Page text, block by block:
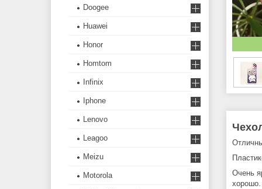
Очень
Doogee
Huawei
Honor
Homtom
Infinix
Iphone
Lenovo
Leagoo
Meizu
Motorola